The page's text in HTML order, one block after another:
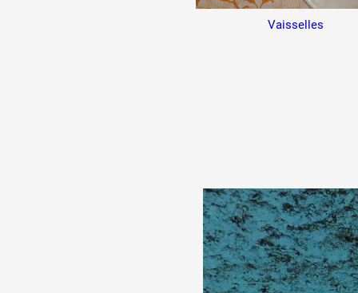
Vaisselles